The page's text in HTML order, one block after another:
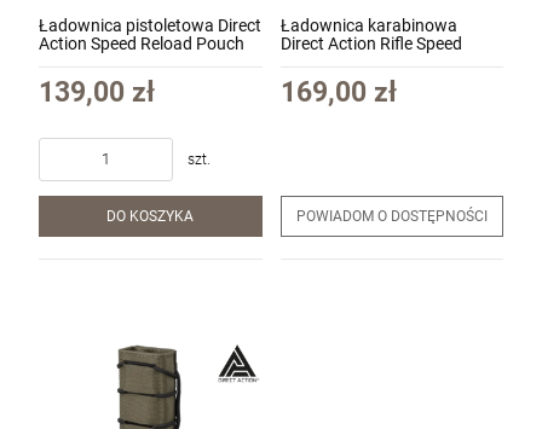
Ładownica pistoletowa Direct
Action Speed Reload Pouch
Green (PO-PTSR-CD5-RGR)
139,00 zł
szt.
DO KOSZYKA
Ładownica karabinowa
Direct Action Rifle Speed
kol. Adaptive Green (PO-
RFSS-CD5-AGR)
169,00 zł
POWIADOM O DOSTĘPNOŚCI